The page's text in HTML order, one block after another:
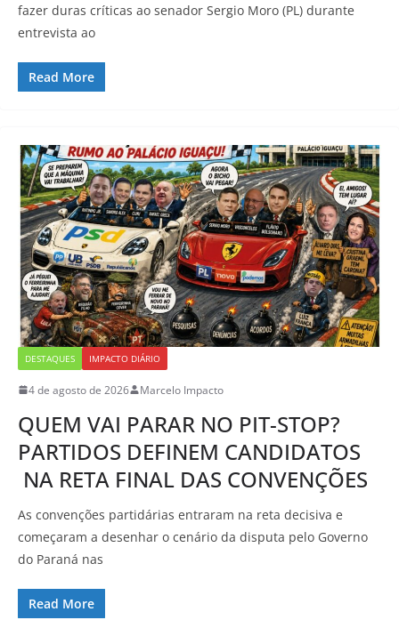
fazer duras críticas ao senador Sergio Moro (PL) durante
entrevista ao
Read More
DESTAQUES IMPACTO DIÁRIO
4 de agosto de 2026 Marcelo Impacto
QUEM VAI PARAR NO PIT-STOP?
PARTIDOS DEFINEM CANDIDATOS
NA RETA FINAL DAS CONVENÇÕES
As convenções partidárias entraram na reta decisiva e
começaram a desenhar o cenário da disputa pelo Governo
do Paraná nas
Read More